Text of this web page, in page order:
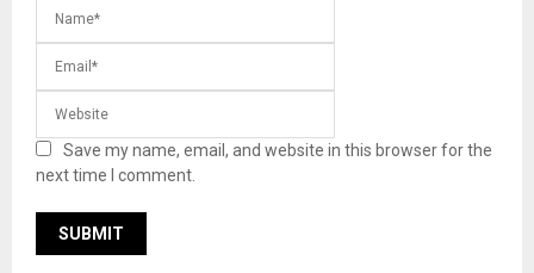
Save my name, email, and website in this browser for the
next time I comment.